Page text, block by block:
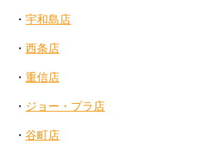
・ 宇和島店
・ 西条店
・ 重信店
・ ジョー・プラ店
・ 谷町店